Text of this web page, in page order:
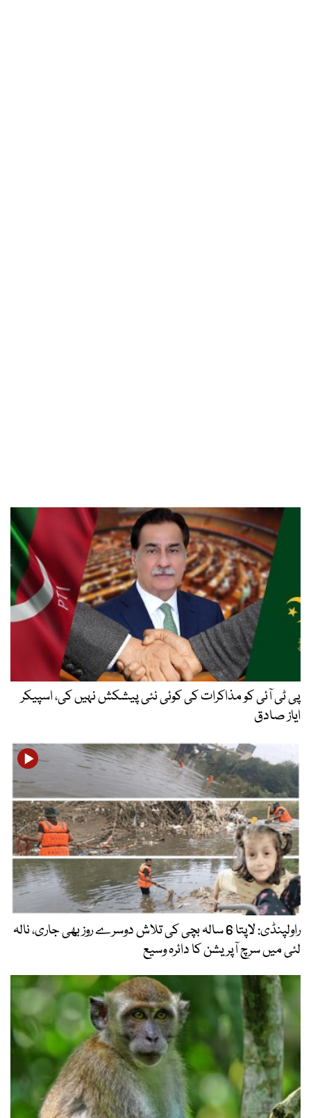
پی ٹی آئی کو مذاکرات کی کوئی نئی پیشکش نہیں کی، اسپیکر
ایاز صادق
راولپنڈی: لاپتا 6 سالہ بچی کی تلاش دوسرے روز بھی جاری، نالہ
لئی میں سرچ آپریشن کا دائرہ وسیع